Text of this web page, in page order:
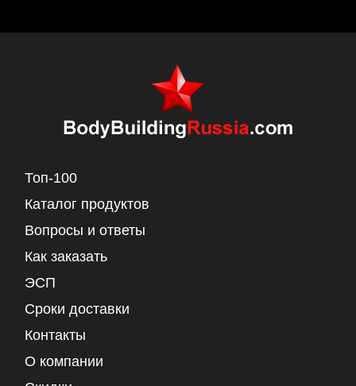
Топ-100
Каталог продуктов
Вопросы и ответы
Как заказать
ЭСП
Сроки доставки
Контакты
О компании